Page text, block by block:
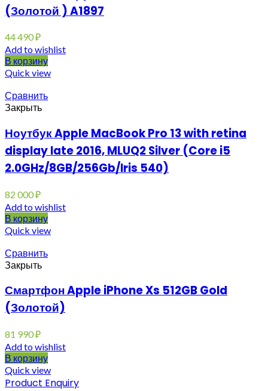
(Золотой ) A1897
44 490₽
Add to wishlist
В корзину
Quick view
Сравнить
Закрыть
Ноутбук Apple MacBook Pro 13 with retina
display late 2016, MLUQ2 Silver (Core i5
2.0GHz/8GB/256Gb/Iris 540)
82 000₽
Add to wishlist
В корзину
Quick view
Сравнить
Закрыть
Смартфон Apple iPhone Xs 512GB Gold
(Золотой)
81 990₽
Add to wishlist
В корзину
Quick view
Product Enquiry